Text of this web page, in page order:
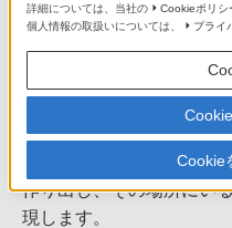
大画面と一体となり心を
ー独自のオーディオ技術
らスピーカーに至るまで
「ClearPhase（クリアフ
Force（エス・フォース
イスズーム」の3つの技
作り出し、その場所にい
現します。
詳細については、当社の Cookieポリシ
個人情報の取扱いについては、
プライ
Cookie